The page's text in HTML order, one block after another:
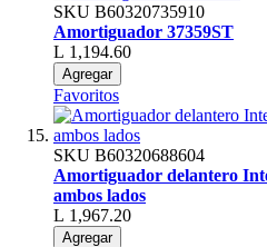
SKU B60320735910
Amortiguador 37359ST
L 1,194.60
Agregar
Favoritos
SKU B60320688604
Amortiguador delantero
ambos lados
L 1,967.20
Agregar